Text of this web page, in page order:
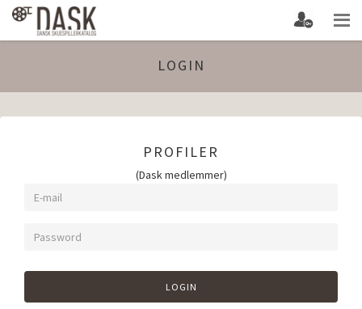
LOGIN
PROFILER
(Dask medlemmer)
LOGIN